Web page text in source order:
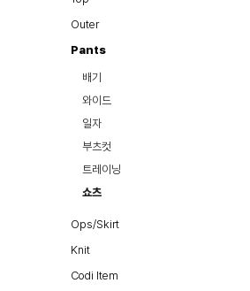
Outer
Pants
배기
와이드
일자
부츠컷
트레이닝
쇼츠
Ops/Skirt
Knit
Codi Item